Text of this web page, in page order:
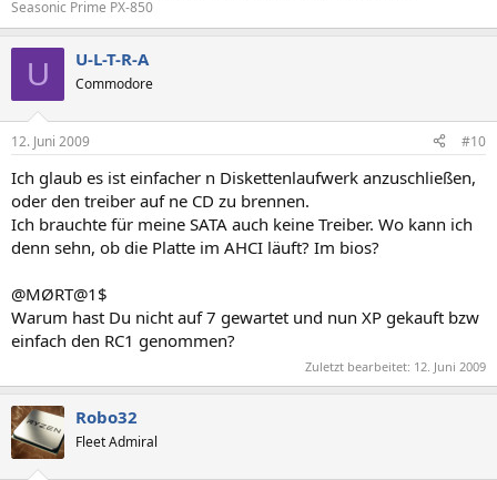
Seasonic Prime PX-850
U U-L-T-R-A
Commodore
12. Juni 2009 #10
Ich glaub es ist einfacher n Diskettenlaufwerk anzuschließen,
oder den treiber auf ne CD zu brennen.
Ich brauchte für meine SATA auch keine Treiber. Wo kann ich
denn sehn, ob die Platte im AHCI läuft? Im bios?
@MØRT@1$
Warum hast Du nicht auf 7 gewartet und nun XP gekauft bzw
einfach den RC1 genommen?
Zuletzt bearbeitet: 12. Juni 2009
Robo32
Fleet Admiral